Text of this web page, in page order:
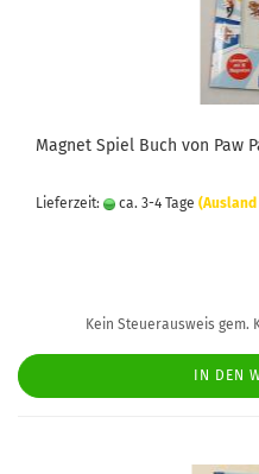
Magnet Spiel Buch von Paw
Lieferzeit: ca. 3-4 Tage
Kein Steuerausweis gem.
IN DEN